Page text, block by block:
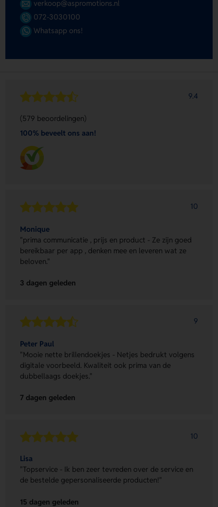
verkoop@aspromotions.nl
072-3030100
Whatsapp ons!
9.4
(579 beoordelingen)
100% beveelt ons aan!
10
Monique
"prima communicatie , prijs en product - Ze zijn goed
bereikbaar per app , denken mee en leveren wat ze
beloven."
3 dagen geleden
9
Peter Paul
"Mooie nette brillendoekjes - Netjes bedrukt volgens
digitale voorbeeld. Kwaliteit ook prima van de
dubbellaags doekjes."
7 dagen geleden
10
Lisa
"Topservice - Ik ben zeer tevreden over de service en
de bestelde gepersonaliseerde producten!"
15 dagen geleden